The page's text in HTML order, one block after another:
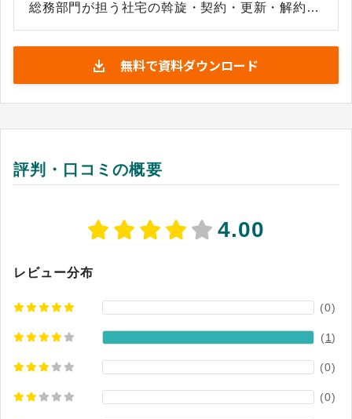
総務部門が担う社宅の斡旋・契約・更新・解約・
定を熟知した専任スタッフが一手に引き受け、担
当者の業務負担軽減に寄与します。単なる窓口代
行にとどまらず、入出金の一本化、データの一元
管理、解約時の原状回復費の適正化まで、社宅業
場・事務所・店舗など多様な資産タイプの管理業
務を一括して委託できる点も強みのひとつであ
た、全国の直営営業所と提携・協力業者のネット
と管理サポートを行っています。日本で社宅管理
年の実績とノウハウの蓄積が信頼の根拠となって
「ANSWER」（2026年4月30日閲覧）
無料で資料ダウンロード
評判・口コミの概要
4.00
レビュー分布
(0)
(1)
(0)
(0)